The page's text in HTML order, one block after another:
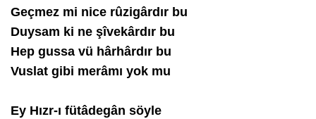
Geçmez mi nice rûzigârdır bu
Duysam ki ne şîvekârdır bu
Hep gussa vü hârhârdır bu
Vuslat gibi merâmı yok mu
Ey Hızr-ı fütâdegân söyle